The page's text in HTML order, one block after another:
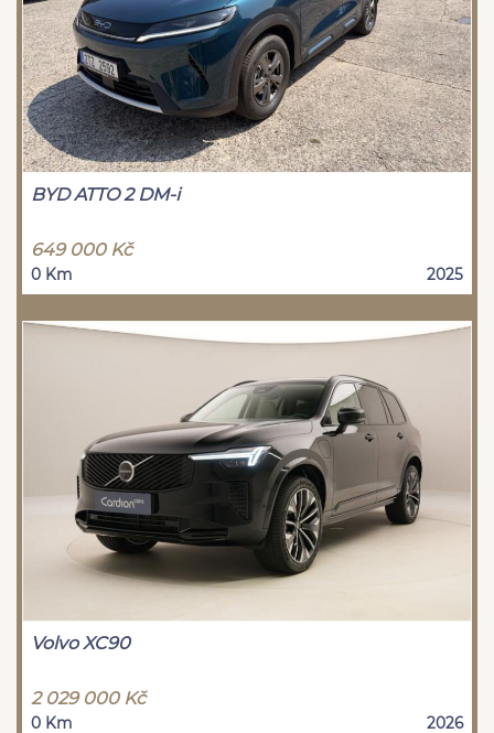
BYD ATTO 2 DM-i
649 000 Kč
0 Km 2025
Volvo XC90
2 029 000 Kč
0 Km 2026